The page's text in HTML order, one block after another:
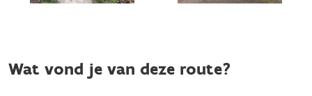
Wat vond je van deze route?